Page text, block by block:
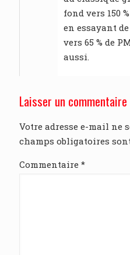
fond vers 150
en essayant
vers 65 % de
aussi.
Laisser un commentaire
Votre adresse e-mail ne
champs obligatoires
Commentaire *